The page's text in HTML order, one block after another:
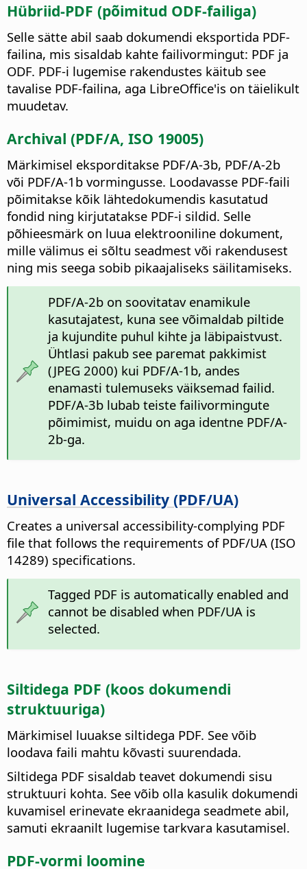
Hübriid-PDF (põimitud ODF-failiga)
Selle sätte abil saab dokumendi eksportida PDF-
failina, mis sisaldab kahte failivormingut: PDF ja
ODF. PDF-i lugemise rakendustes käitub see
tavalise PDF-failina, aga LibreOffice'is on täielikult
muudetav.
Archival (PDF/A, ISO 19005)
Märkimisel eksporditakse PDF/A-3b, PDF/A-2b
või PDF/A-1b vormingusse. Loodavasse PDF-faili
põimitakse kõik lähtedokumendis kasutatud
fondid ning kirjutatakse PDF-i sildid. Selle
põhieesmärk on luua elektrooniline dokument,
mille välimus ei sõltu seadmest või rakendusest
ning mis seega sobib pikaajaliseks säilitamiseks.
PDF/A-2b on soovitatav enamikule
kasutajatest, kuna see võimaldab piltide
ja kujundite puhul kihte ja läbipaistvust.
Ühtlasi pakub see paremat pakkimist
(JPEG 2000) kui PDF/A-1b, andes
enamasti tulemuseks väiksemad failid.
PDF/A-3b lubab teiste failivormingute
põimimist, muidu on aga identne PDF/A-
2b-ga.
Universal Accessibility (PDF/UA)
Creates a universal accessibility-complying PDF
file that follows the requirements of PDF/UA (ISO
14289) specifications.
Tagged PDF is automatically enabled and
cannot be disabled when PDF/UA is
selected.
Siltidega PDF (koos dokumendi
struktuuriga)
Märkimisel luuakse siltidega PDF. See võib
loodava faili mahtu kõvasti suurendada.
Siltidega PDF sisaldab teavet dokumendi sisu
struktuuri kohta. See võib olla kasulik dokumendi
kuvamisel erinevate ekraanidega seadmete abil,
samuti ekraanilt lugemise tarkvara kasutamisel.
PDF-vormi loomine